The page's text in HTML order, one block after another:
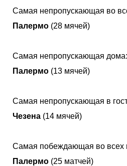
Самая непропускающая во
Палермо (28 мячей)
Самая непропускающая дома:
Палермо (13 мячей)
Самая непропускающая в
Чезена (14 мячей)
Самая побеждающая во всех
Палермо (25 матчей)